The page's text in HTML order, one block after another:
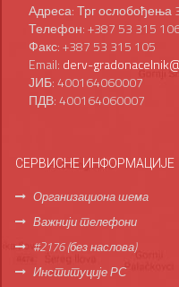
Адреса: Трг ослобођења
Телефон: +387 53 315
Факс: +387 53 315 105
Email: derv-
ЈИБ: 400164060007
ПДВ: 400164060007
СЕРВИСНЕ ИНФОРМАЦИЈЕ
Организациона шема
Важнији телефони
#2176 (без наслова)
Институције РС